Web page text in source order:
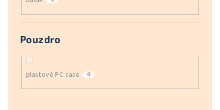
Pouzdro
plastové PC case 0